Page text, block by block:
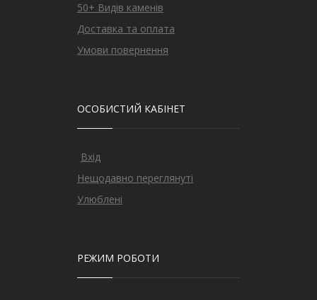
50+ Видів каменів
Доставка та оплата
Умови повернення
ОСОБИСТИЙ КАБІНЕТ
Вхід
Нещодавно переглянуті
Улюблені
РЕЖИМ РОБОТИ